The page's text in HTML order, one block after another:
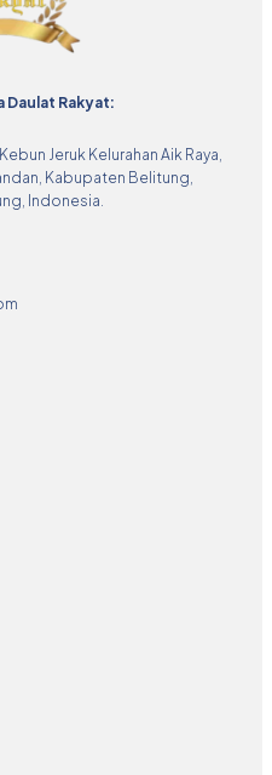
Daulat Rakyat:
Jeruk Kelurahan Aik Raya,
Kabupaten Belitung,
Indonesia.